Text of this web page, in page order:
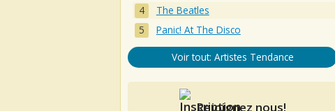
The Beatles
Panic! At The Disco
Voir tout: Artistes Tendance
Rejoignez nous!